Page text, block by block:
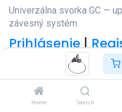
Home Search
Univerzálna svorka GC —
závesný systém.
Prihlásenie|
zobrazenie ceny